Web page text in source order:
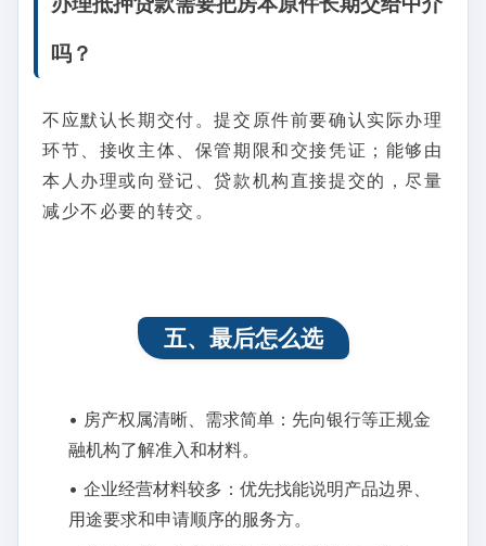
吗？
不应默认长期交付。提交原件前要确认实际办理
环节、接收主体、保管期限和交接凭证；能够由
本人办理或向登记、贷款机构直接提交的，尽量
减少不必要的转交。
五、最后怎么选
• 房产权属清晰、需求简单：先向银行等正规金
融机构了解准入和材料。
• 企业经营材料较多：优先找能说明产品边界、
用途要求和申请顺序的服务方。